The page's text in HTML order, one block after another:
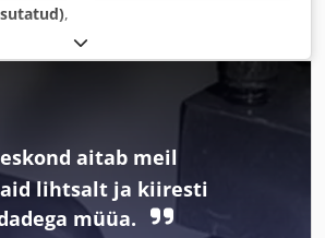
,
aitab meil
lihtsalt ja kiiresti
müüa.